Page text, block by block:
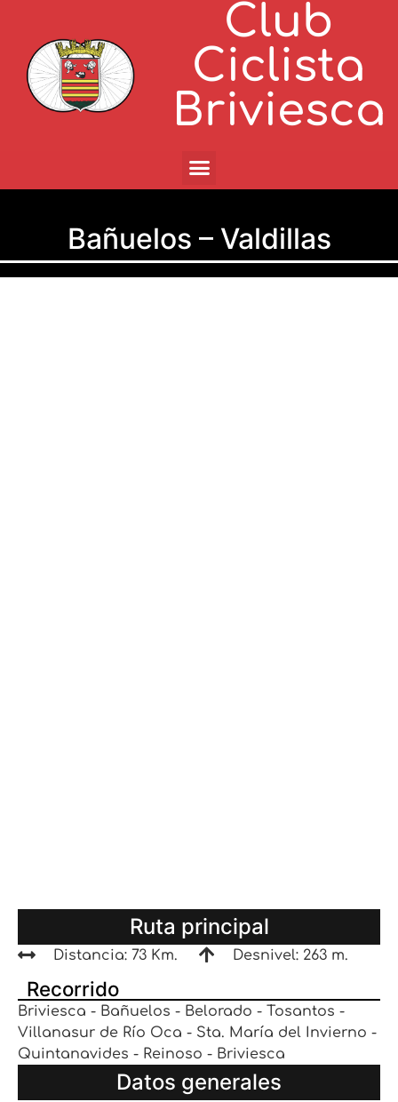
Club
Ciclista
Briviesca
Bañuelos – Valdillas
Ruta principal
Distancia: 73 Km. Desnivel: 263 m.
Recorrido
Briviesca - Bañuelos - Belorado - Tosantos -
Villanasur de Río Oca - Sta. María del Invierno -
Quintanavides - Reinoso - Briviesca
Datos generales